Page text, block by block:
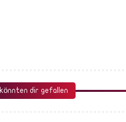
dir gefallen